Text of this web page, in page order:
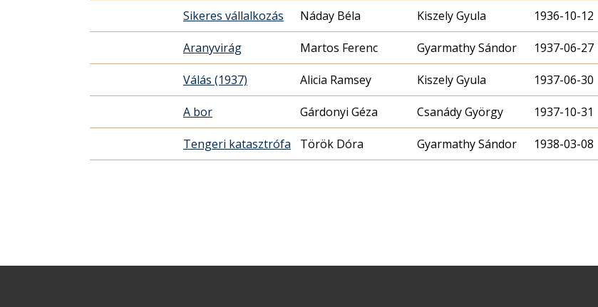
Sikeres vállalkozás Náday Béla Kiszely Gyula 1936-10-12
Aranyvirág Martos Ferenc Gyarmathy Sándor 1937-06-27
Válás (1937) Alicia Ramsey Kiszely Gyula 1937-06-30
A bor Gárdonyi Géza Csanády György 1937-10-31
Tengeri katasztrófa Török Dóra Gyarmathy Sándor 1938-03-08